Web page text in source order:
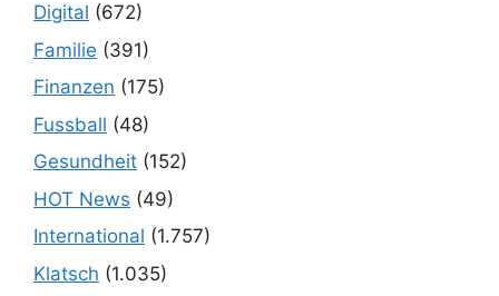
Digital (672)
Familie (391)
Finanzen (175)
Fussball (48)
Gesundheit (152)
HOT News (49)
International (1.757)
Klatsch (1.035)